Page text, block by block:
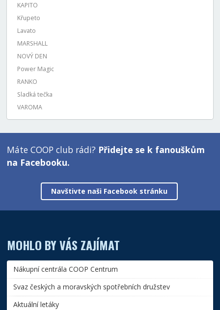
KAPITO
Křupeto
Lavato
MARSHALL
NOVÝ DEN
Power Magic
RANKO
Sladká tečka
VAROMA
Máte COOP club rádi? Přidejte se k fanouškům
na Facebooku.
Navštivte naši Facebook stránku
MOHLO BY VÁS ZAJÍMAT
Nákupní centrála COOP Centrum
Svaz českých a moravských spotřebních družstev
Aktuální letáky